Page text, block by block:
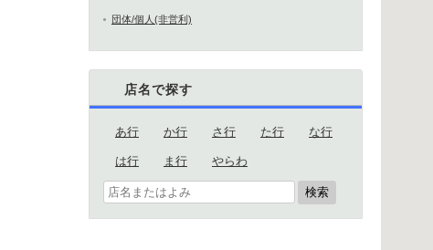
団体/個人(非営利)
店名で探す
あ行 か行 さ行 た行 な行
は行 ま行 やらわ